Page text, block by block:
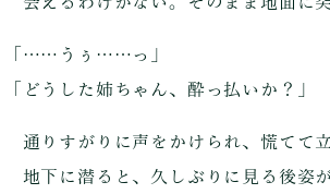
「……うぅ……っ」
「どうした姉ちゃん、酔っ払いか？」
通りすがりに声をかけられ、慌てて
地下に潜ると、久しぶりに見る後姿